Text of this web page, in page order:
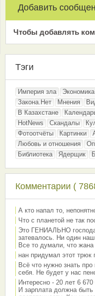
Добавить
Чтобы добавлять
Тэги
Империя зла Экономика
Закона.Нет
Мнения
В Казахстане
HotNews
Скандалы
Фотоотчёты
Картинки
Любовь и отношения
Библиотека
Ядерщик
Комментарии (
А кто напал то,
Что с планетой не так
Это ГЕНИАЛЬНО
затевалось. Ни один
Все то думали, что жана
нан придумал этот трюк
Всё что нужно знать
себя. Не будет у нас
Интересно - 20 лет 6
И зарплата должна